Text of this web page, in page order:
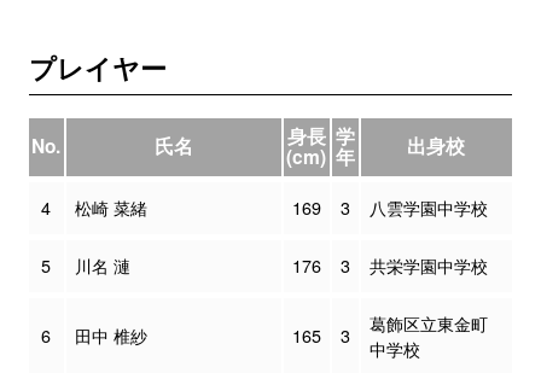
プレイヤー
No. 氏名 身長
(cm)
学
年 出身校
4 松崎 菜緒 169 3 八雲学園中学校
5 川名 漣 176 3 共栄学園中学校
6 田中 椎紗 165 3
葛飾区立東金町
中学校